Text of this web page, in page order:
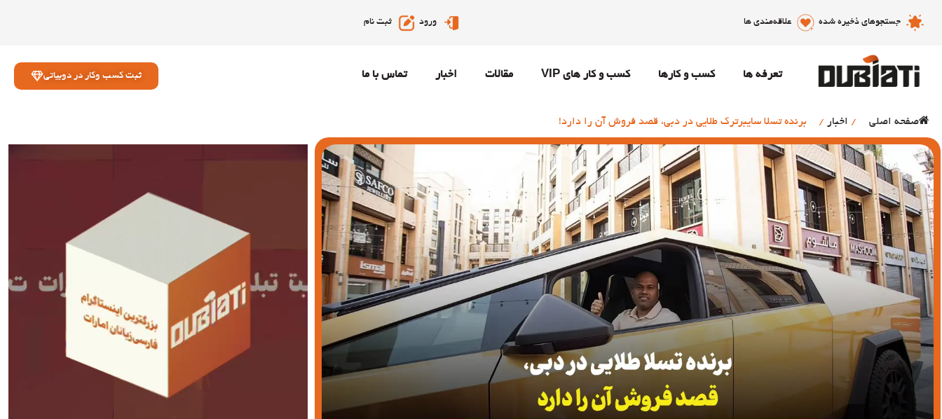
جستجوهای ذخیره شده علاقه‌مندی ها ورود ثبت نام
تعرفه ها کسب و کارها کسب و کار های VIP مقالات اخبار تماس با ما ثبت کسب وکار در دوبیاتی
صفحه اصلی / اخبار / برنده تسلا سایبرترک طلایی در دبی، قصد فروش آن را دارد!